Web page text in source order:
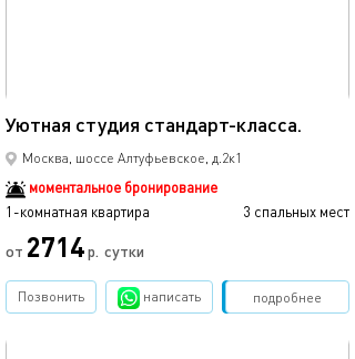
Уютная студия стандарт-класса.
Москва, шоссе Алтуфьевское, д.2к1
моментальное бронирование
1-комнатная квартира
3 спальных мест
от 2714р. сутки
подробнее
Позвонить написать Забронировать